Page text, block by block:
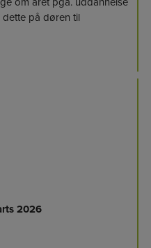
dette på døren til
2026